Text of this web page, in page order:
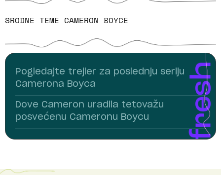
SRODNE TEME CAMERON BOYCE
Pogledajte trejler za poslednju seriju
Camerona Boyca
Dove Cameron uradila tetovažu
posvećenu Cameronu Boycu